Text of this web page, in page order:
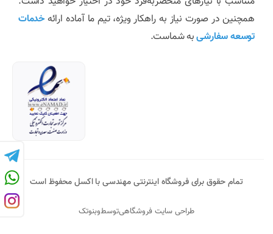
همچنین در صورت نیاز به راهکار ویژه، تیم ما آماده ارائهخدمات
توسعه سفارشیبه شماست.
تمام حقوق برای فروشگاه اینترنتی مهندسی با اکسل محفوظ است
طراحی سایت فروشگاهیتوسطوبنوتک